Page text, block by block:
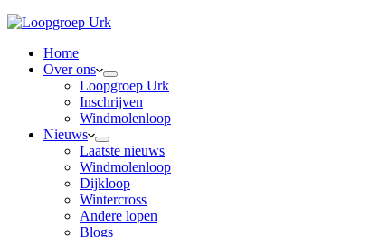
Home
Over ons
Loopgroep Urk
Inschrijven
Windmolenloop
Nieuws
Laatste nieuws
Windmolenloop
Dijkloop
Wintercross
Andere lopen
Blogs